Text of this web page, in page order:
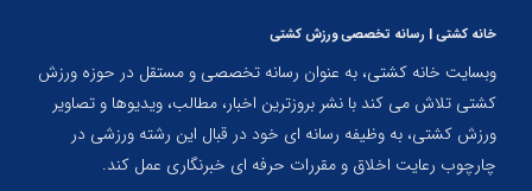
خانه کشتی | رسانه تخصصی ورزش کشتی
وبسایت خانه کشتی، به عنوان رسانه تخصصی و مستقل در حوزه ورزش
کشتی تلاش می کند با نشر بروزترین اخبار، مطالب، ویدیوها و تصاویر
ورزش کشتی، به وظیفه رسانه ای خود در قبال این رشته ورزشی در
چارچوب رعایت اخلاق و مقررات حرفه ای خبرنگاری عمل کند.